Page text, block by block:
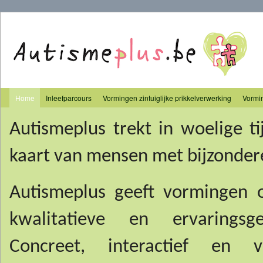
Autismeplus
Main menu
Home Inleefparcours Vormingen zintuiglijke prikkelverwerking
Autismeplus trekt in woelige
kaart van mensen met
Autismeplus geeft vormingen
kwalitatieve en
Concreet, interactief en